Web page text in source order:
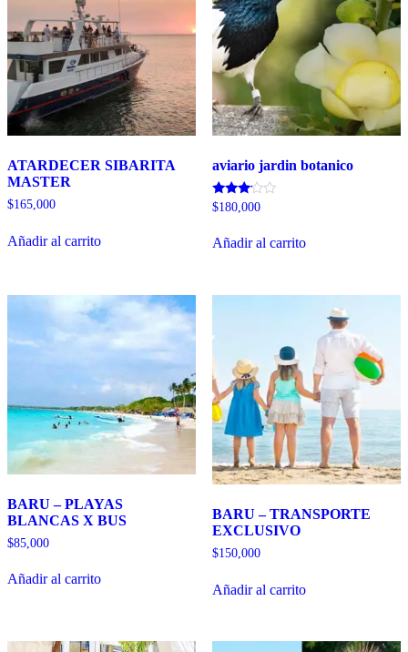
ATARDECER SIBARITA
MASTER
$165,000
Añadir al carrito
aviario jardin botanico
Valorado
de 5
$180,000
Añadir al carrito
BARU – PLAYAS
BLANCAS X BUS
$85,000
Añadir al carrito
BARU – TRANSPORTE
EXCLUSIVO
$150,000
Añadir al carrito